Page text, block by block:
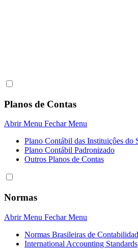
Planos de Contas
Abrir Menu Fechar Menu
Plano Contábil das Instituiçôes do
Plano Contábil Padronizado
Outros Planos de Contas
Normas
Abrir Menu Fechar Menu
Normas Brasileiras de
International Accounting Standards